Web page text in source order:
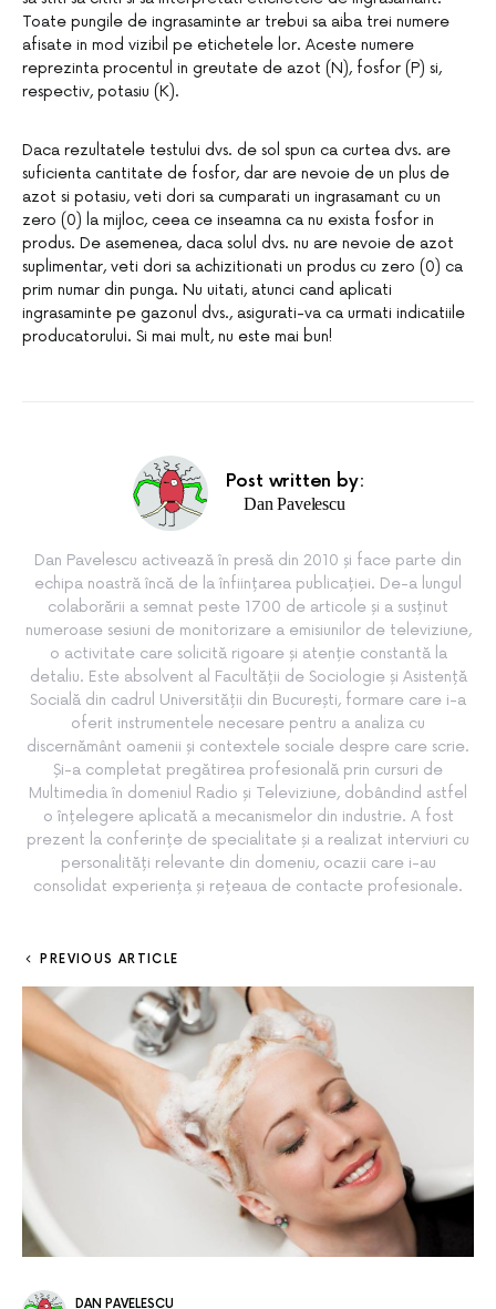
Toate pungile de ingrasaminte ar trebui sa aiba trei numere
afisate in mod vizibil pe etichetele lor. Aceste numere
reprezinta procentul in greutate de azot (N), fosfor (P) si,
respectiv, potasiu (K).
Daca rezultatele testului dvs. de sol spun ca curtea dvs. are
suficienta cantitate de fosfor, dar are nevoie de un plus de
azot si potasiu, veti dori sa cumparati un ingrasamant cu un
zero (0) la mijloc, ceea ce inseamna ca nu exista fosfor in
produs. De asemenea, daca solul dvs. nu are nevoie de azot
suplimentar, veti dori sa achizitionati un produs cu zero (0) ca
prim numar din punga. Nu uitati, atunci cand aplicati
ingrasaminte pe gazonul dvs., asigurati-va ca urmati indicatiile
producatorului. Si mai mult, nu este mai bun!
Post written by:
Dan Pavelescu
Dan Pavelescu activează în presă din 2010 și face parte din
echipa noastră încă de la înființarea publicației. De-a lungul
colaborării a semnat peste 1700 de articole și a susținut
numeroase sesiuni de monitorizare a emisiunilor de televiziune,
o activitate care solicită rigoare și atenție constantă la
detaliu. Este absolvent al Facultății de Sociologie și Asistență
Socială din cadrul Universității din București, formare care i-a
oferit instrumentele necesare pentru a analiza cu
discernământ oamenii și contextele sociale despre care scrie.
Și-a completat pregătirea profesională prin cursuri de
Multimedia în domeniul Radio și Televiziune, dobândind astfel
o înțelegere aplicată a mecanismelor din industrie. A fost
prezent la conferințe de specialitate și a realizat interviuri cu
personalități relevante din domeniu, ocazii care i-au
consolidat experiența și rețeaua de contacte profesionale.
PREVIOUS ARTICLE
DAN PAVELESCU